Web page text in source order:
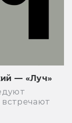
— «Луч»